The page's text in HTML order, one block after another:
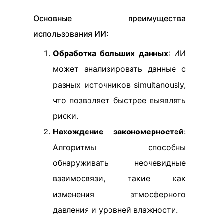
Основные преимущества
использования ИИ:
Обработка больших данных: ИИ
может анализировать данные с
разных источников simultanously,
что позволяет быстрее выявлять
риски.
Нахождение закономерностей:
Алгоритмы способны
обнаруживать неочевидные
взаимосвязи, такие как
изменения атмосферного
давления и уровней влажности.